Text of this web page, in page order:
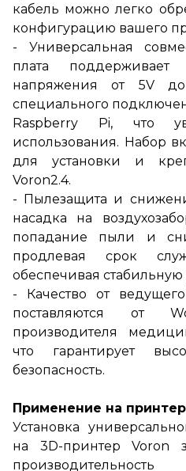
кабель можно легко
конфигурацию вашего
- Универсальная
плата
напряжения от 5V
специального
Raspberry Pi, что
использования. Набор
для установки и
Voron2.4.
- Пылезащита и
насадка на
попадание пыли и
продлевая срок
обеспечивая стабильную
- Качество от
поставляются от
производителя
что гарантирует
безопасность.
Применение на
Установка
на 3D-принтер Voron